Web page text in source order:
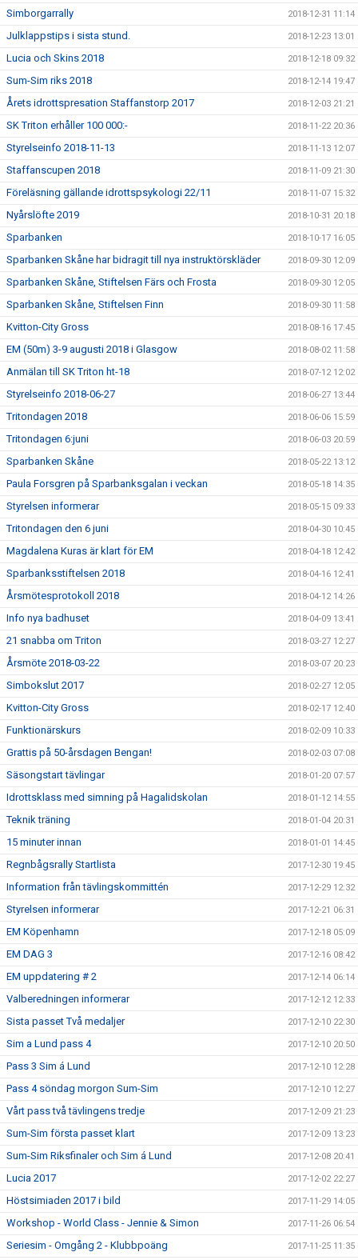
Simborgarrally 2018-12-31 11:14
Julklappstips i sista stund. 2018-12-23 13:01
Lucia och Skins 2018 2018-12-18 09:32
Sum-Sim riks 2018 2018-12-14 19:47
Årets idrottspresation Staffanstorp 2017 2018-12-03 21:21
SK Triton erhåller 100 000:- 2018-11-22 20:36
Styrelseinfo 2018-11-13 2018-11-13 12:07
Staffanscupen 2018 2018-11-09 21:30
Föreläsning gällande idrottspsykologi 22/11 2018-11-07 15:32
Nyårslöfte 2019 2018-10-31 20:18
Sparbanken 2018-10-17 16:05
Sparbanken Skåne har bidragit till nya instruktörskläder 2018-09-30 12:09
Sparbanken Skåne, Stiftelsen Färs och Frosta 2018-09-30 12:05
Sparbanken Skåne, Stiftelsen Finn 2018-09-30 11:58
Kvitton-City Gross 2018-08-16 17:45
EM (50m) 3-9 augusti 2018 i Glasgow 2018-08-02 11:58
Anmälan till SK Triton ht-18 2018-07-12 12:02
Styrelseinfo 2018-06-27 2018-06-27 13:44
Tritondagen 2018 2018-06-06 15:59
Tritondagen 6:juni 2018-06-03 20:59
Sparbanken Skåne 2018-05-22 13:12
Paula Forsgren på Sparbanksgalan i veckan 2018-05-18 14:35
Styrelsen informerar 2018-05-15 09:33
Tritondagen den 6 juni 2018-04-30 10:45
Magdalena Kuras är klart för EM 2018-04-18 12:42
Sparbanksstiftelsen 2018 2018-04-16 12:41
Årsmötesprotokoll 2018 2018-04-12 14:26
Info nya badhuset 2018-04-09 13:41
21 snabba om Triton 2018-03-27 12:27
Årsmöte 2018-03-22 2018-03-07 20:23
Simbokslut 2017 2018-02-27 12:05
Kvitton-City Gross 2018-02-17 12:40
Funktionärskurs 2018-02-09 10:33
Grattis på 50-årsdagen Bengan! 2018-02-03 07:08
Säsongstart tävlingar 2018-01-20 07:57
Idrottsklass med simning på Hagalidskolan 2018-01-12 14:55
Teknik träning 2018-01-04 20:31
15 minuter innan 2018-01-01 14:45
Regnbågsrally Startlista 2017-12-30 19:45
Information från tävlingskommittén 2017-12-29 12:32
Styrelsen informerar 2017-12-21 06:31
EM Köpenhamn 2017-12-18 05:09
EM DAG 3 2017-12-16 08:42
EM uppdatering # 2 2017-12-14 06:14
Valberedningen informerar 2017-12-12 12:33
Sista passet Två medaljer 2017-12-10 22:30
Sim a Lund pass 4 2017-12-10 20:50
Pass 3 Sim á Lund 2017-12-10 12:28
Pass 4 söndag morgon Sum-Sim 2017-12-10 12:27
Vårt pass två tävlingens tredje 2017-12-09 21:23
Sum-Sim första passet klart 2017-12-09 13:23
Sum-Sim Riksfinaler och Sim á Lund 2017-12-08 20:41
Lucia 2017 2017-12-02 22:27
Höstsimiaden 2017 i bild 2017-11-29 14:05
Workshop - World Class - Jennie & Simon 2017-11-26 06:54
Seriesim - Omgång 2 - Klubbpoäng 2017-11-25 11:35